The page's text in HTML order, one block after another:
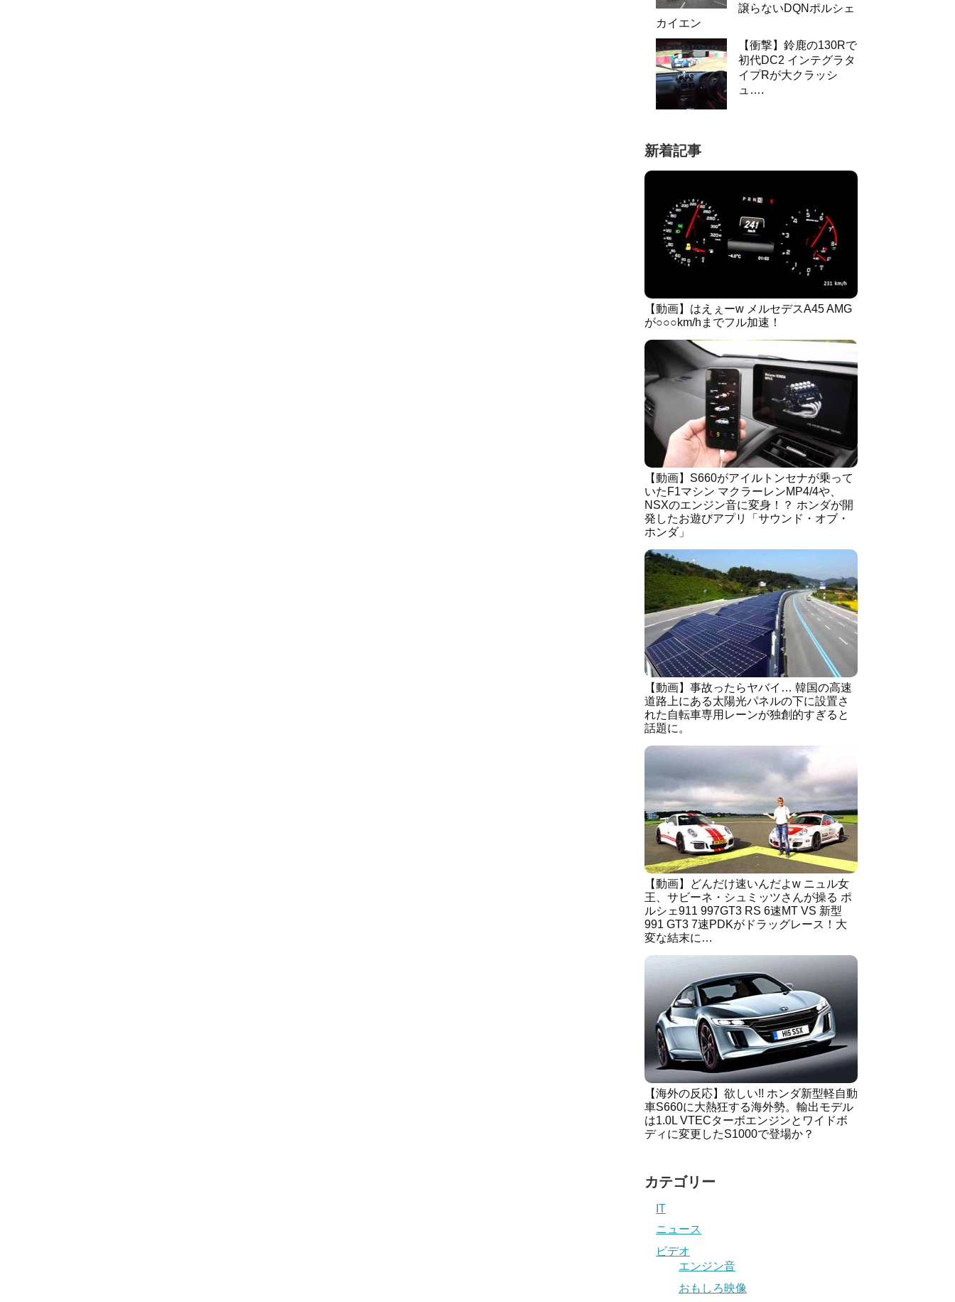
譲らないDQNポルシェ
カイエン
【衝撃】鈴鹿の130Rで
初代DC2 インテグラタ
イプRが大クラッシ
ュ….
新着記事
【動画】はえぇーw メルセデスA45 AMG
が○○○km/hまでフル加速！
【動画】S660がアイルトンセナが乗って
いたF1マシン マクラーレンMP4/4や、
NSXのエンジン音に変身！？ ホンダが開
発したお遊びアプリ「サウンド・オブ・
ホンダ」
【動画】事故ったらヤバイ… 韓国の高速
道路上にある太陽光パネルの下に設置さ
れた自転車専用レーンが独創的すぎると
話題に。
【動画】どんだけ速いんだよw ニュル女
王、サビーネ・シュミッツさんが操る ポ
ルシェ911 997GT3 RS 6速MT VS 新型
991 GT3 7速PDKがドラッグレース！大
変な結末に…
【海外の反応】欲しい!! ホンダ新型軽自動
車S660に大熱狂する海外勢。輸出モデル
は1.0L VTECターボエンジンとワイドボ
ディに変更したS1000で登場か？
カテゴリー
IT
ニュース
ビデオ
エンジン音
おもしろ映像